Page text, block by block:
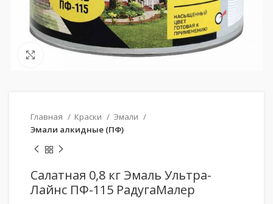
Нажмите, чтобы увеличить
Главная Краски
Эмали
Эмали алкидные (ПФ)
Салатная 0,8 кг Эмаль Ультра-
Лайнс ПФ-115 РадугаМалер